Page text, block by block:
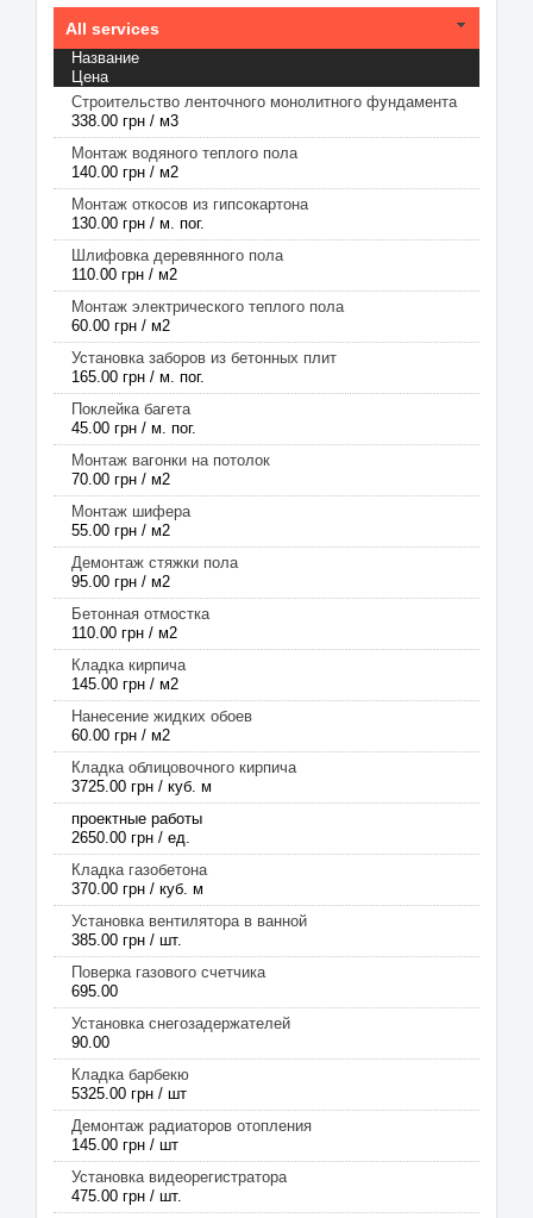
All services
Название
Цена
Строительство ленточного монолитного фундамента
338.00 грн / м3
Монтаж водяного теплого пола
140.00 грн / м2
Монтаж откосов из гипсокартона
130.00 грн / м. пог.
Шлифовка деревянного пола
110.00 грн / м2
Монтаж электрического теплого пола
60.00 грн / м2
Установка заборов из бетонных плит
165.00 грн / м. пог.
Поклейка багета
45.00 грн / м. пог.
Монтаж вагонки на потолок
70.00 грн / м2
Монтаж шифера
55.00 грн / м2
Демонтаж стяжки пола
95.00 грн / м2
Бетонная отмостка
110.00 грн / м2
Кладка кирпича
145.00 грн / м2
Нанесение жидких обоев
60.00 грн / м2
Кладка облицовочного кирпича
3725.00 грн / куб. м
проектные работы
2650.00 грн / ед.
Кладка газобетона
370.00 грн / куб. м
Установка вентилятора в ванной
385.00 грн / шт.
Поверка газового счетчика
695.00
Установка снегозадержателей
90.00
Кладка барбекю
5325.00 грн / шт
Демонтаж радиаторов отопления
145.00 грн / шт
Установка видеорегистратора
475.00 грн / шт.